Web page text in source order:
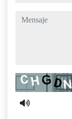
mensaje
Captcha